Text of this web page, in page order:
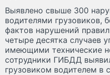
Выявлено свыше 300
водителями грузовиков,
фактов нарушений
четыре десятка случаев
имеющими технические
сотрудники ГИБДД
грузовиком водителем в